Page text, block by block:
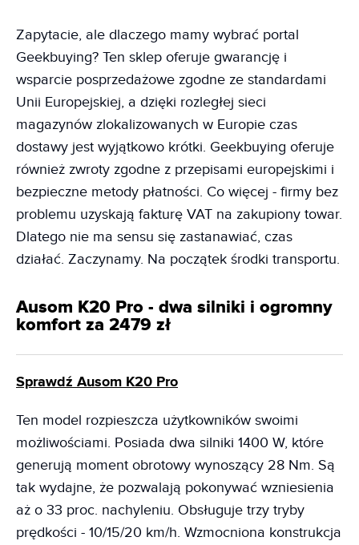
Zapytacie, ale dlaczego mamy wybrać portal
Geekbuying? Ten sklep oferuje gwarancję i
wsparcie posprzedażowe zgodne ze standardami
Unii Europejskiej, a dzięki rozległej sieci
magazynów zlokalizowanych w Europie czas
dostawy jest wyjątkowo krótki. Geekbuying oferuje
również zwroty zgodne z przepisami europejskimi i
bezpieczne metody płatności. Co więcej - firmy bez
problemu uzyskają fakturę VAT na zakupiony towar.
Dlatego nie ma sensu się zastanawiać, czas
działać. Zaczynamy. Na początek środki transportu.
Ausom K20 Pro - dwa silniki i ogromny
komfort za 2479 zł
Sprawdź Ausom K20 Pro
Ten model rozpieszcza użytkowników swoimi
możliwościami. Posiada dwa silniki 1400 W, które
generują moment obrotowy wynoszący 28 Nm. Są
tak wydajne, że pozwalają pokonywać wzniesienia
aż o 33 proc. nachyleniu. Obsługuje trzy tryby
prędkości - 10/15/20 km/h. Wzmocniona konstrukcja